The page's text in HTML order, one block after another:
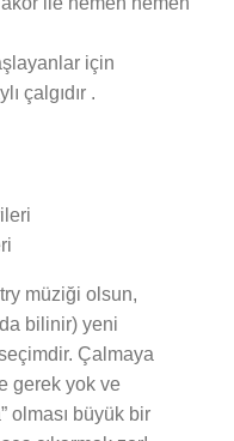
için
çalgıdır .
müziği olsun,
bilinir) yeni
Çalmaya
gerek yok ve
olması büyük bir